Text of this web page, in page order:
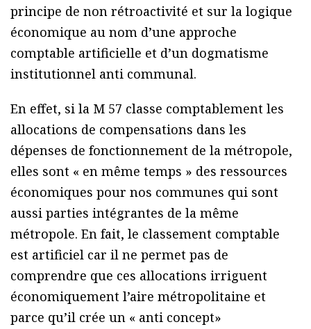
principe de non rétroactivité et sur la logique
économique au nom d’une approche
comptable artificielle et d’un dogmatisme
institutionnel anti communal.
En effet, si la M 57 classe comptablement les
allocations de compensations dans les
dépenses de fonctionnement de la métropole,
elles sont « en même temps » des ressources
économiques pour nos communes qui sont
aussi parties intégrantes de la même
métropole. En fait, le classement comptable
est artificiel car il ne permet pas de
comprendre que ces allocations irriguent
économiquement l’aire métropolitaine et
parce qu’il crée un « anti concept»